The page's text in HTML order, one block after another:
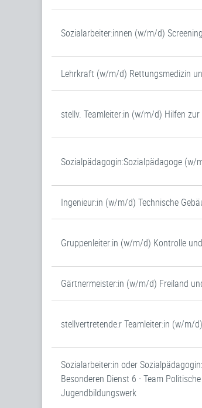
Sozialarbeiter:innen (w/m/d)
Lehrkraft (w/m/d) Rettungsmedizin
stellv. Teamleiter:in (w/m/d) Hilfen
Sozialpädagogin:Sozialpädagoge
Ingenieur:in (w/m/d) Technische
Gruppenleiter:in (w/m/d) Kontrolle
Gärtnermeister:in (w/m/d) Freiland
stellvertretende:r Teamleiter:in (w/m/
Sozialarbeiter:in oder
Besonderen Dienst 6 - Team
Jugendbildungswerk